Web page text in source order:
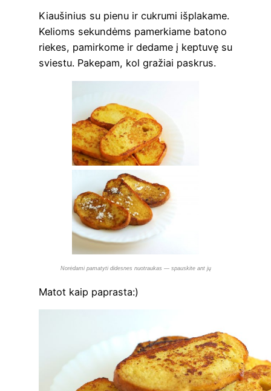
Kiau­ši­nius su pie­nu ir cuk­ru­mi išpla­ka­me.
Kelioms sekun­dėms pamer­kia­me bato­no
rie­kes, pamir­ko­me ir deda­me į kep­tu­vę su
svies­tu. Pake­pam, kol gra­žiai paskrus.
Norė­dami pama­tyti dides­nes nuo­trau­kas — spau­s­kite ant jų
Matot kaip paprasta:)